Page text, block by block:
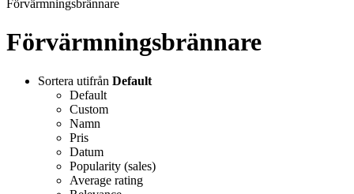
Förvärmningsbrännare
Förvärmningsbrännare
Sortera utifrån Default
Default
Custom
Namn
Pris
Datum
Popularity (sales)
Average rating